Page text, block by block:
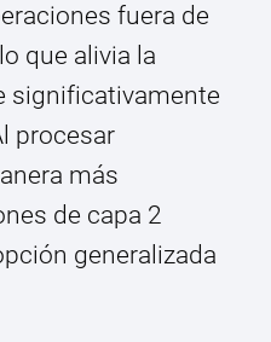
fuera de
que alivia la
significativamente
procesar
más
de capa 2
generalizada